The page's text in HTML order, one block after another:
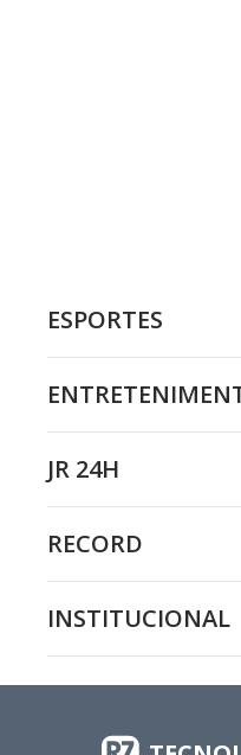
ESPORTES
JR 24H
RECORD
INSTITUCIONAL